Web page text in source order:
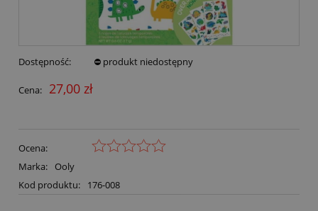
Dostępność: ⛔ produkt niedostępny
Cena: 27,00 zł
Ocena:
Marka: Ooly
Kod produktu:
176-008